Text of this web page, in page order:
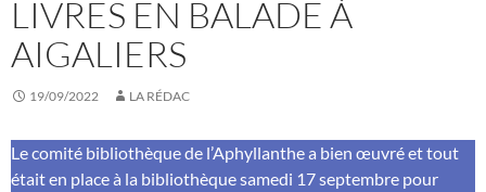
LIVRES EN BALADE À
AIGALIERS
19/09/2022 LA RÉDAC
Le comité bibliothèque de l’Aphyllanthe a bien œuvré et tout
était en place à la bibliothèque samedi 17 septembre pour